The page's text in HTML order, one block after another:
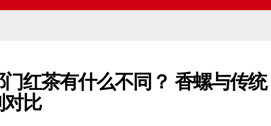
红茶有什么不同？ 香螺与传统
比